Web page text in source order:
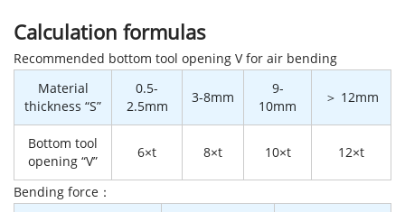
Calculation formulas
Recommended bottom tool opening V for air bending
Material
thickness “S”
0.5-
2.5mm
3-8mm
9-
10mm
＞ 12mm
Bottom tool
opening “V”
6×t 8×t 10×t 12×t
Bending force：